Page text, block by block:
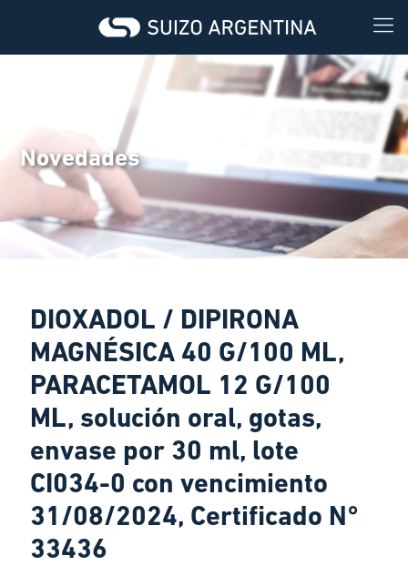
Novedades
DIOXADOL / DIPIRONA
MAGNÉSICA 40 G/100 ML,
PARACETAMOL 12 G/100
ML, solución oral, gotas,
envase por 30 ml, lote
CI034-0 con vencimiento
31/08/2024, Certificado N°
33436